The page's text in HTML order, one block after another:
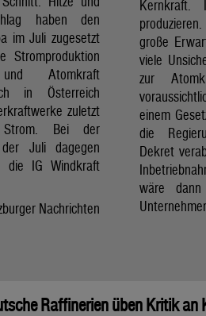
haben den
im Juli zugesetzt
Stromproduktion
Atomkraft
in Österreich
zuletzt
Strom. Bei der
Juli dagegen
die IG Windkraft
Nachrichten
Kernkraft.
große
viele
zur
einem
die
Dekret
wäre
Raffinerien üben Kritik